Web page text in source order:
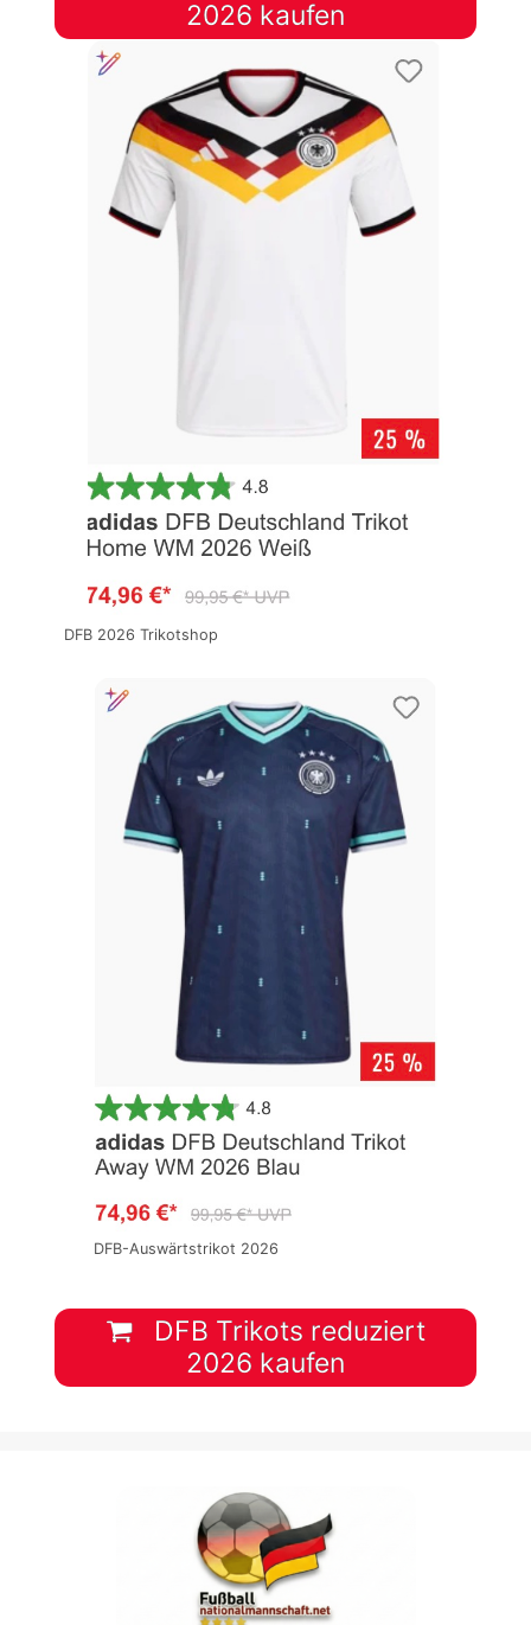
2026 kaufen
DFB 2026 Trikotshop
DFB-Auswärtstrikot 2026
DFB Trikots reduziert
2026 kaufen